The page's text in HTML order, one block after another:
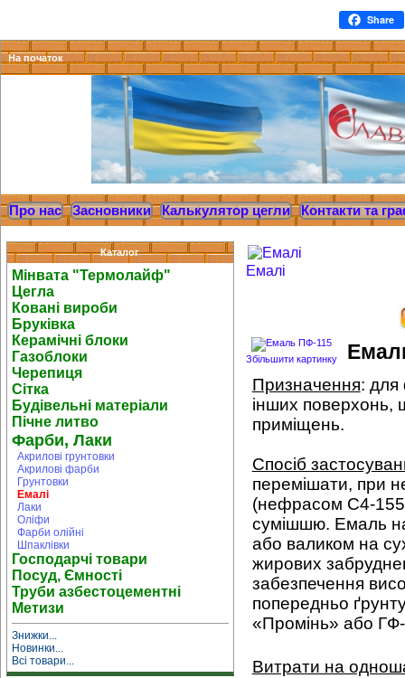
Share
На початок
Про нас Засновники Калькулятор цегли Контакти та
Каталог
Мінвата "Термолайф"
Цегла
Ковані вироби
Бруківка
Керамічні блоки
Газоблоки
Черепиця
Сітка
Будівельні матеріали
Пічне литво
Фарби, Лаки
Акрилові грунтовки
Акрилові фарби
Грунтовки
Емалі
Лаки
Оліфи
Фарби олійні
Шпаклівки
Господарчі товари
Посуд, Ємності
Труби азбестоцементні
Метизи
Знижки...
Новинки...
Всі товари...
Емалі
Збільшити картинку
Призначення: для
інших поверхонь,
приміщень.
Спосіб
перемішати, при
(нефрасом С4-
сумішшю. Емаль
або валиком на
жирових
забезпечення
попередньо
«Промінь» або
Витрати на